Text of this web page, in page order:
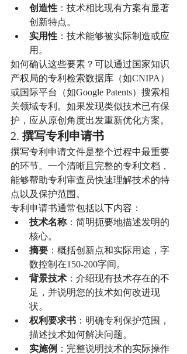
创造性 ：技术相比现有方案有显著
创新特点。
实用性 ：技术能够被实际制造或应
用。
如何确认这些要素？可以通过国家知识
产权局的专利检索数据库（如CNIPA）
或国际平台（如Google Patents）搜索相
关领域专利。如果发现类似技术已有保
护，应从原创角度出发重新优化方案。
2. 撰写专利申请书
撰写专利申请文件是整个过程中最重要
的环节。一个清晰且完整的专利文档，
能够帮助专利审查员快速理解技术的特
点以及保护范围。
专利申请书通常包括以下内容：
技术名称：简明扼要地描述发明的
核心。
摘要 ：概括创新点和实际用途，字
数控制在150-200字间。
背景技术 ：介绍现有技术存在的不
足，并说明您的技术如何改进现
状。
权利要求书 ：明确专利保护范围，
描述技术如何解决问题。
实施例 ：完整说明技术的实际操作